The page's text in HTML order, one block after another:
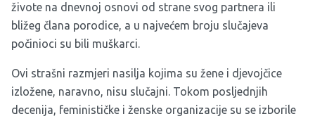
živote na dnevnoj osnovi od strane svog partnera ili
bližeg člana porodice, a u najvećem broju slučajeva
počinioci su bili muškarci.
Ovi strašni razmjeri nasilja kojima su žene i djevojčice
izložene, naravno, nisu slučajni. Tokom posljednjih
decenija, feminističke i ženske organizacije su se izborile